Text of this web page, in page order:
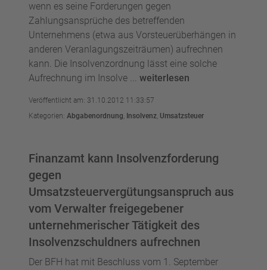
wenn es seine Forderungen gegen
Zahlungsansprüche des betreffenden
Unternehmens (etwa aus Vorsteuerüberhängen in
anderen Veranlagungszeiträumen) aufrechnen
kann. Die Insolvenzordnung lässt eine solche
Aufrechnung im Insolve ... weiterlesen
Veröffentlicht am: 31.10.2012 11:33:57
Kategorien: Abgabenordnung, Insolvenz, Umsatzsteuer
Finanzamt kann Insolvenzforderung
gegen
Umsatzsteuervergütungsanspruch aus
vom Verwalter freigegebener
unternehmerischer Tätigkeit des
Insolvenzschuldners aufrechnen
Der BFH hat mit Beschluss vom 1. September